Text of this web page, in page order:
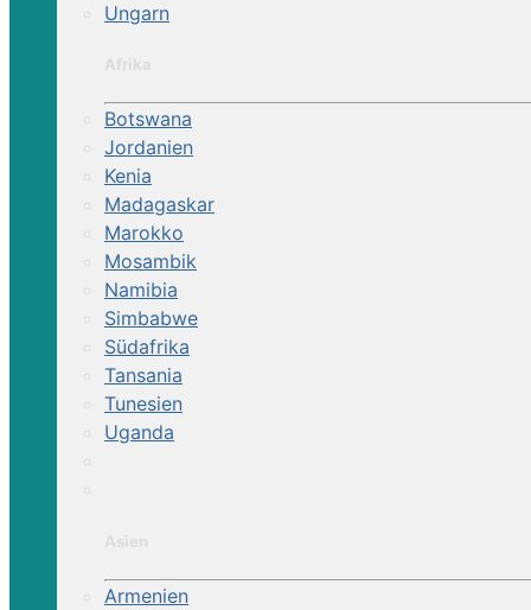
Ungarn
Botswana
Jordanien
Kenia
Madagaskar
Marokko
Mosambik
Namibia
Simbabwe
Südafrika
Tansania
Tunesien
Uganda
Armenien